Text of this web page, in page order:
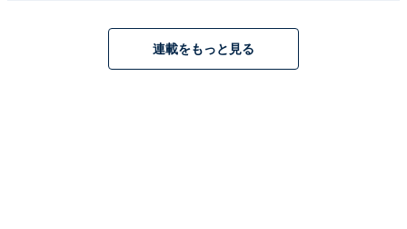
連載をもっと見る